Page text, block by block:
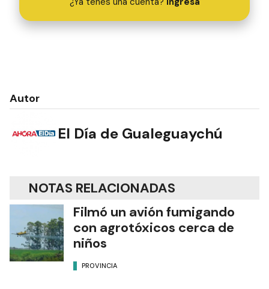
Autor
El Día de Gualeguaychú
NOTAS RELACIONADAS
Filmó un avión fumigando
con agrotóxicos cerca de
niños
PROVINCIA